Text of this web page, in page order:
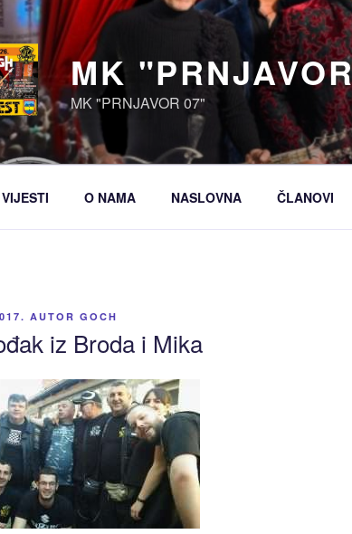
MK
MK "PRNJAVOR 07"
O NAMA NASLOVNA ČLANOVI
AUTOR GOCH
iz Broda i Mika